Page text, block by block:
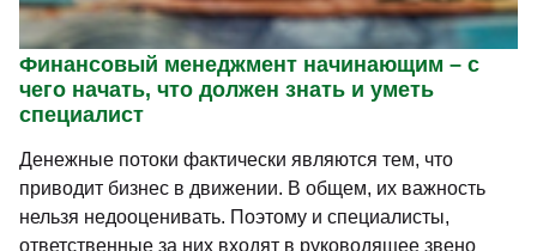
Финансовый менеджмент начинающим – с
чего начать, что должен знать и уметь
специалист
Денежные потоки фактически являются тем, что
приводит бизнес в движении. В общем, их важность
нельзя недооценивать. Поэтому и специалисты,
ответственные за них входят в руководящее звено